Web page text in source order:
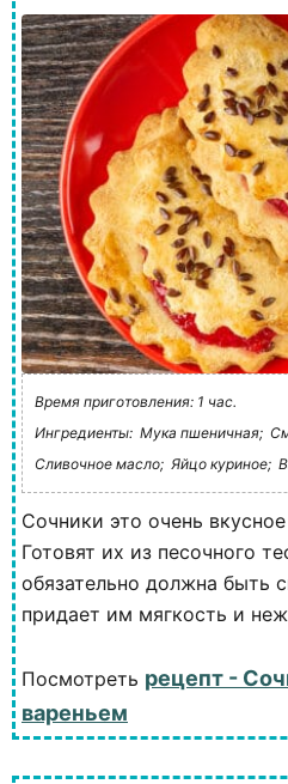
Время приготовления: 1 час.
Ингредиенты: Мука пшеничная;
Сливочное масло; Яйцо куриное;
Сочники это очень
Готовят их из песочного
обязательно должна быть
придает им мягкость и
Посмотреть рецепт -
вареньем